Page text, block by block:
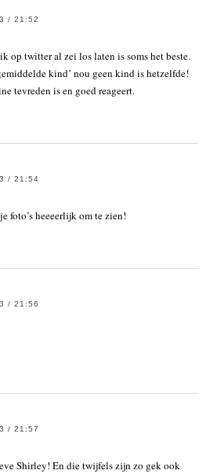
/ 21:52
op twitter al zei los laten is soms het beste.
kind’ nou geen kind is hetzelfde!
tevreden is en goed reageert.
/ 21:54
foto’s heeeerlijk om te zien!
/ 21:56
/ 21:57
Shirley! En die twijfels zijn zo gek ook